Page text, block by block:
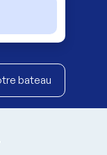
bateau